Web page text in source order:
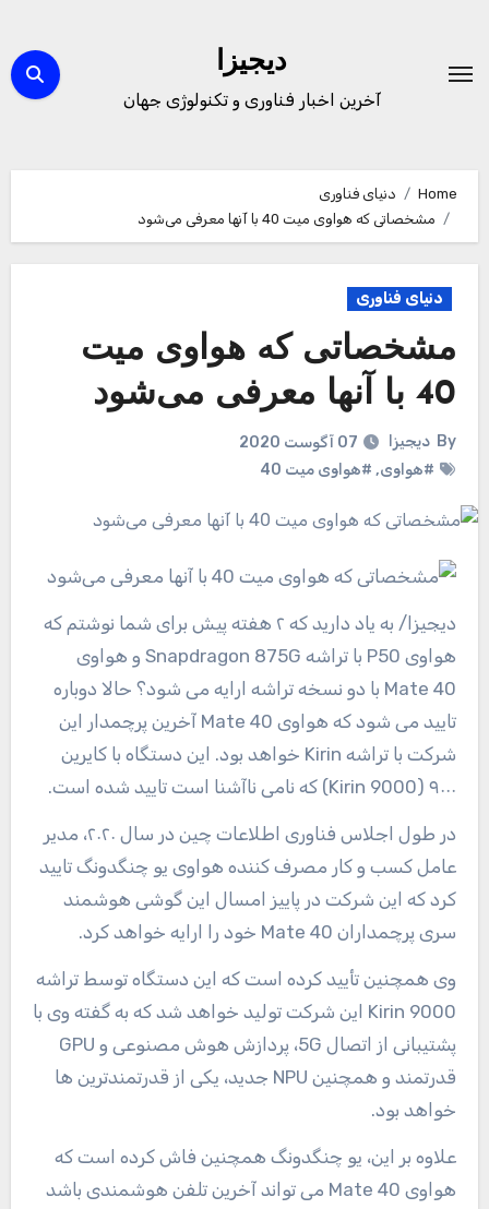
content
دیجیزا
آخرین اخبار فناوری و تکنولوژی جهان
Home
دنیای فناوری
مشخصاتی که هواوی میت 40 با آنها معرفی می‌شود
دنیای فناوری
مشخصاتی که هواوی میت
40 با آنها معرفی می‌شود
By دیجیزا
07 آگوست 2020
#هواوی, #هواوی میت 40
دیجیزا
/ به یاد دارید که ۲ هفته پیش برای شما نوشتم که
هواوی P50 با تراشه Snapdragon 875G و هواوی
Mate 40 با دو نسخه تراشه ارایه می شود؟ حالا دوباره
تایید می شود که هواوی Mate 40 آخرین پرچمدار این
شرکت با تراشه Kirin خواهد بود. این دستگاه با کایرین
۹۰۰۰ (Kirin 9000) که نامی ناآشنا است تایید شده است.
در طول اجلاس فناوری اطلاعات چین در سال ۲۰۲۰، مدیر
عامل کسب و کار مصرف کننده هواوی یو چنگدونگ تایید
کرد که این شرکت در پاییز امسال این گوشی هوشمند
سری پرچمداران Mate 40 خود را ارایه خواهد کرد.
وی همچنین تأیید کرده است که این دستگاه توسط تراشه
Kirin 9000 این شرکت تولید خواهد شد که به گفته وی با
پشتیبانی از اتصال 5G، پردازش هوش مصنوعی و GPU
قدرتمند و همچنین NPU جدید، یکی از قدرتمندترین ها
خواهد بود.
علاوه بر این، یو چنگدونگ همچنین فاش کرده است که
هواوی Mate 40 می تواند آخرین تلفن هوشمندی باشد